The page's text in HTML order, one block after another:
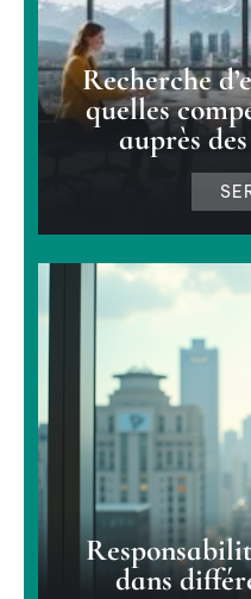
Recherche
quelles
auprès
dans